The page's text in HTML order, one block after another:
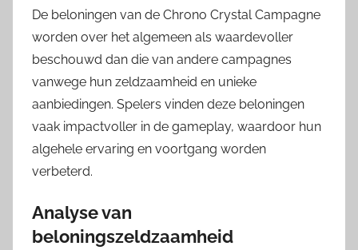
De beloningen van de Chrono Crystal Campagne
worden over het algemeen als waardevoller
beschouwd dan die van andere campagnes
vanwege hun zeldzaamheid en unieke
aanbiedingen. Spelers vinden deze beloningen
vaak impactvoller in de gameplay, waardoor hun
algehele ervaring en voortgang worden
verbeterd.
Analyse van
beloningszeldzaamheid